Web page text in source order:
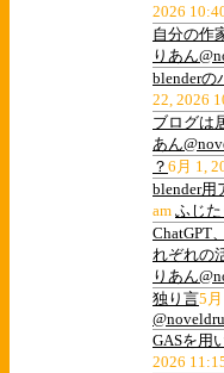
2026
自分の作
りあん
blenderの
22, 2026
ブログは
あん
？ 6月 1,
blender用
am ふじ
ChatGPT
れぞれの
りあん
独り言5
GASを用
2026